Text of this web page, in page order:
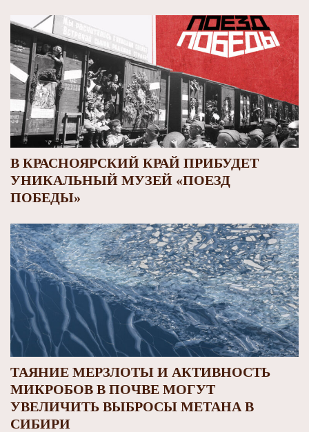
В КРАСНОЯРСКИЙ КРАЙ ПРИБУДЕТ
УНИКАЛЬНЫЙ МУЗЕЙ «ПОЕЗД
ПОБЕДЫ»
ТАЯНИЕ МЕРЗЛОТЫ И АКТИВНОСТЬ
МИКРОБОВ В ПОЧВЕ МОГУТ
УВЕЛИЧИТЬ ВЫБРОСЫ МЕТАНА В
СИБИРИ